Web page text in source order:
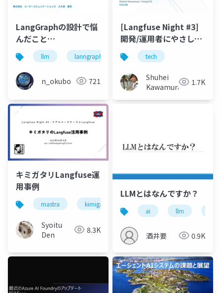
LangGraphの設計で悩
んだこと
_2025_08_23_JMLT
llm lanngraph langchain
n_okubo 721
[Langfuse Night #3]
開発/運用者にやさしい
LLMアプリの基盤 -
Langfuse & Kong
Gateway -
tech
Shuhei
Kawamura
1.7K
キミガタリLangfuse運
用事例
mastra kimigatari langfuse キミガタリ
Syoitu
Den
8.3K
LLMとはなんですか？
ai llm
酒井要 0.9K